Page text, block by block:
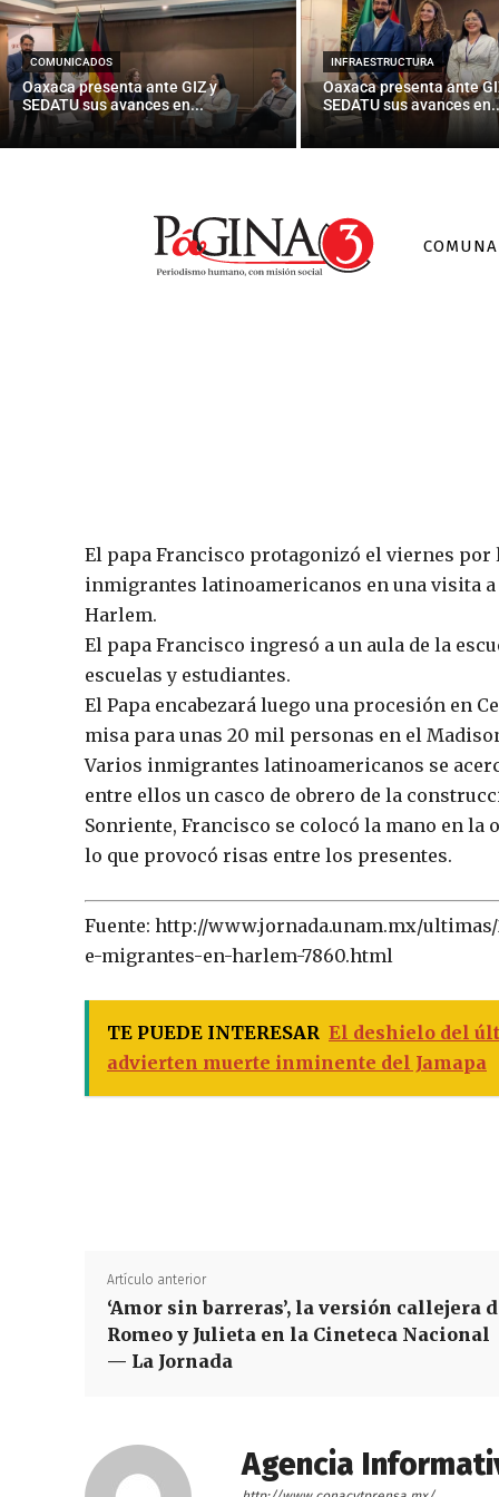
COMUNICADOS
Oaxaca presenta ante GIZ y
SEDATU sus avances en...
INFRAESTRUCTURA
Oaxaca presenta ante
SEDATU sus avances
El papa Francisco protagonizó el viernes
inmigrantes latinoamericanos en una visita a
Harlem.
El papa Francisco ingresó a un aula de la
escuelas y estudiantes.
El Papa encabezará luego una procesión en
misa para unas 20 mil personas en el
Varios inmigrantes latinoamericanos se
entre ellos un casco de obrero de la
Sonriente, Francisco se colocó la mano en la
lo que provocó risas entre los presentes.
Fuente: http://www.jornada.unam.mx/
e-migrantes-en-harlem-7860.html
TE PUEDE INTERESAR El deshielo del
advierten muerte inminente del Jamapa
Artículo anterior
‘Amor sin barreras’, la versión callejera
Romeo y Julieta en la Cineteca Nacional
— La Jornada
Agencia